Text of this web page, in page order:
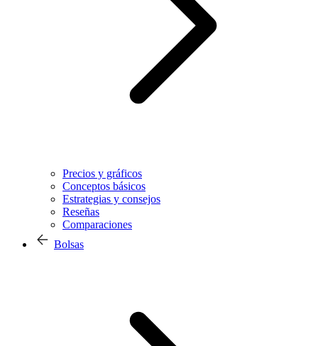
Precios y gráficos
Conceptos básicos
Estrategias y consejos
Reseñas
Comparaciones
Bolsas